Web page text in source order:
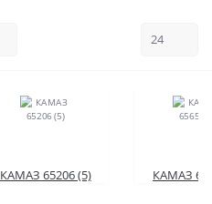
КАМАЗ 65206 (5) КАМАЗ